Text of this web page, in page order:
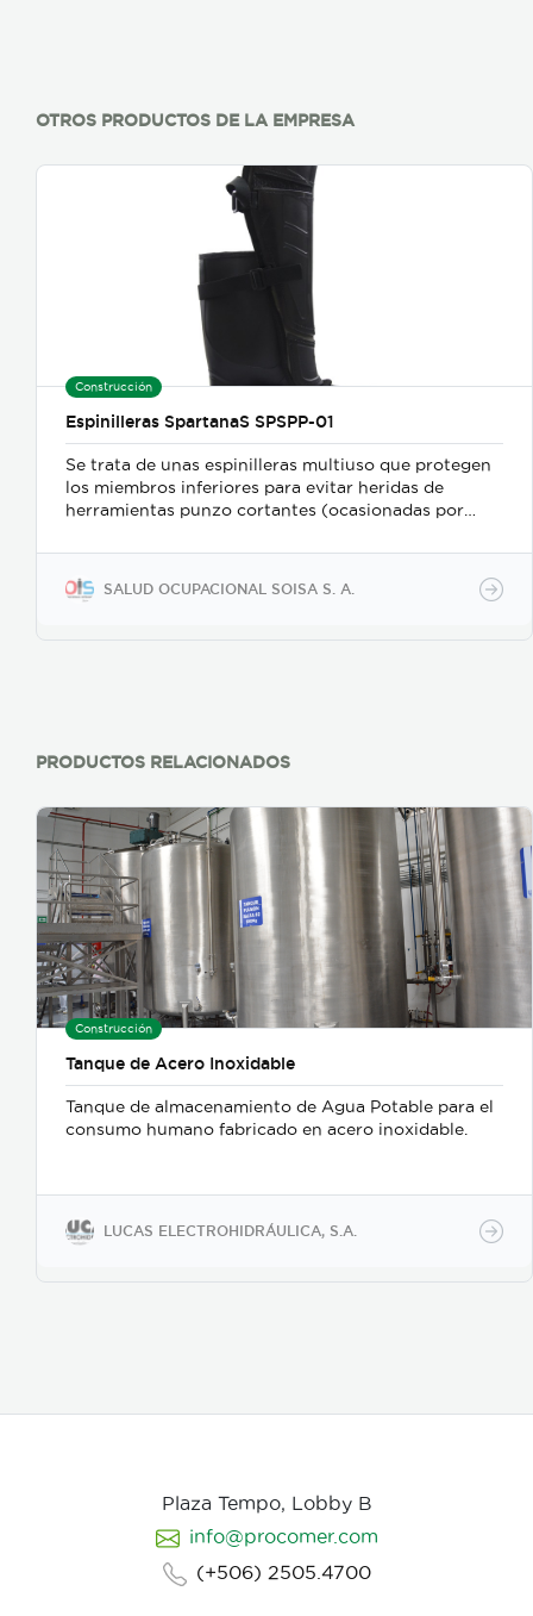
OTROS PRODUCTOS DE LA EMPRESA
Construcción
Espinilleras SpartanaS SPSPP-01
Se trata de unas espinilleras multiuso que protegen
los miembros inferiores para evitar heridas de
herramientas punzo cortantes (ocasionadas por
golpes, mordeduras de serpientes y otros.
SALUD OCUPACIONAL SOISA S. A.
PRODUCTOS RELACIONADOS
Construcción
Tanque de Acero Inoxidable
Tanque de almacenamiento de Agua Potable para el
consumo humano fabricado en acero inoxidable.
LUCAS ELECTROHIDRÁULICA, S.A.
Plaza Tempo, Lobby B
info@procomer.com
(+506) 2505.4700